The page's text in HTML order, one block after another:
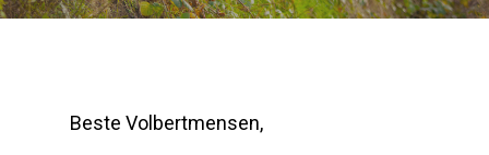
Beste Volbertmensen,